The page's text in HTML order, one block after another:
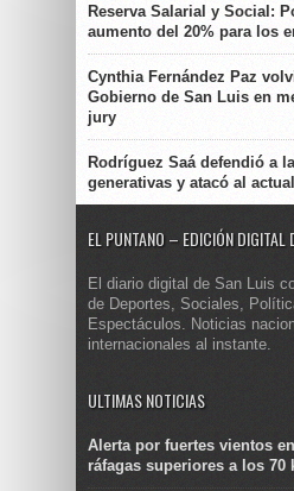
Reserva Salarial y Social:
aumento del 20% para los
Cynthia Fernández Paz
Gobierno de San Luis en
jury
Rodríguez Saá defendió a
generativas y atacó al
EL PUNTANO – EDICIÓN DIGITAL
El diario digital de San Luis
de Deportes, Sociales,
Espectáculos. Noticias
internacionales al instante.
ULTIMAS NOTICIAS
Alerta por fuertes vientos
ráfagas superiores a los 70